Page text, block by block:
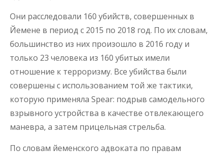
Они расследовали 160 убийств, совершенных в
Йемене в период с 2015 по 2018 год. По их словам,
большинство из них произошло в 2016 году и
только 23 человека из 160 убитых имели
отношение к терроризму. Все убийства были
совершены с использованием той же тактики,
которую применяла Spear: подрыв самодельного
взрывного устройства в качестве отвлекающего
маневра, а затем прицельная стрельба.
По словам йеменского адвоката по правам